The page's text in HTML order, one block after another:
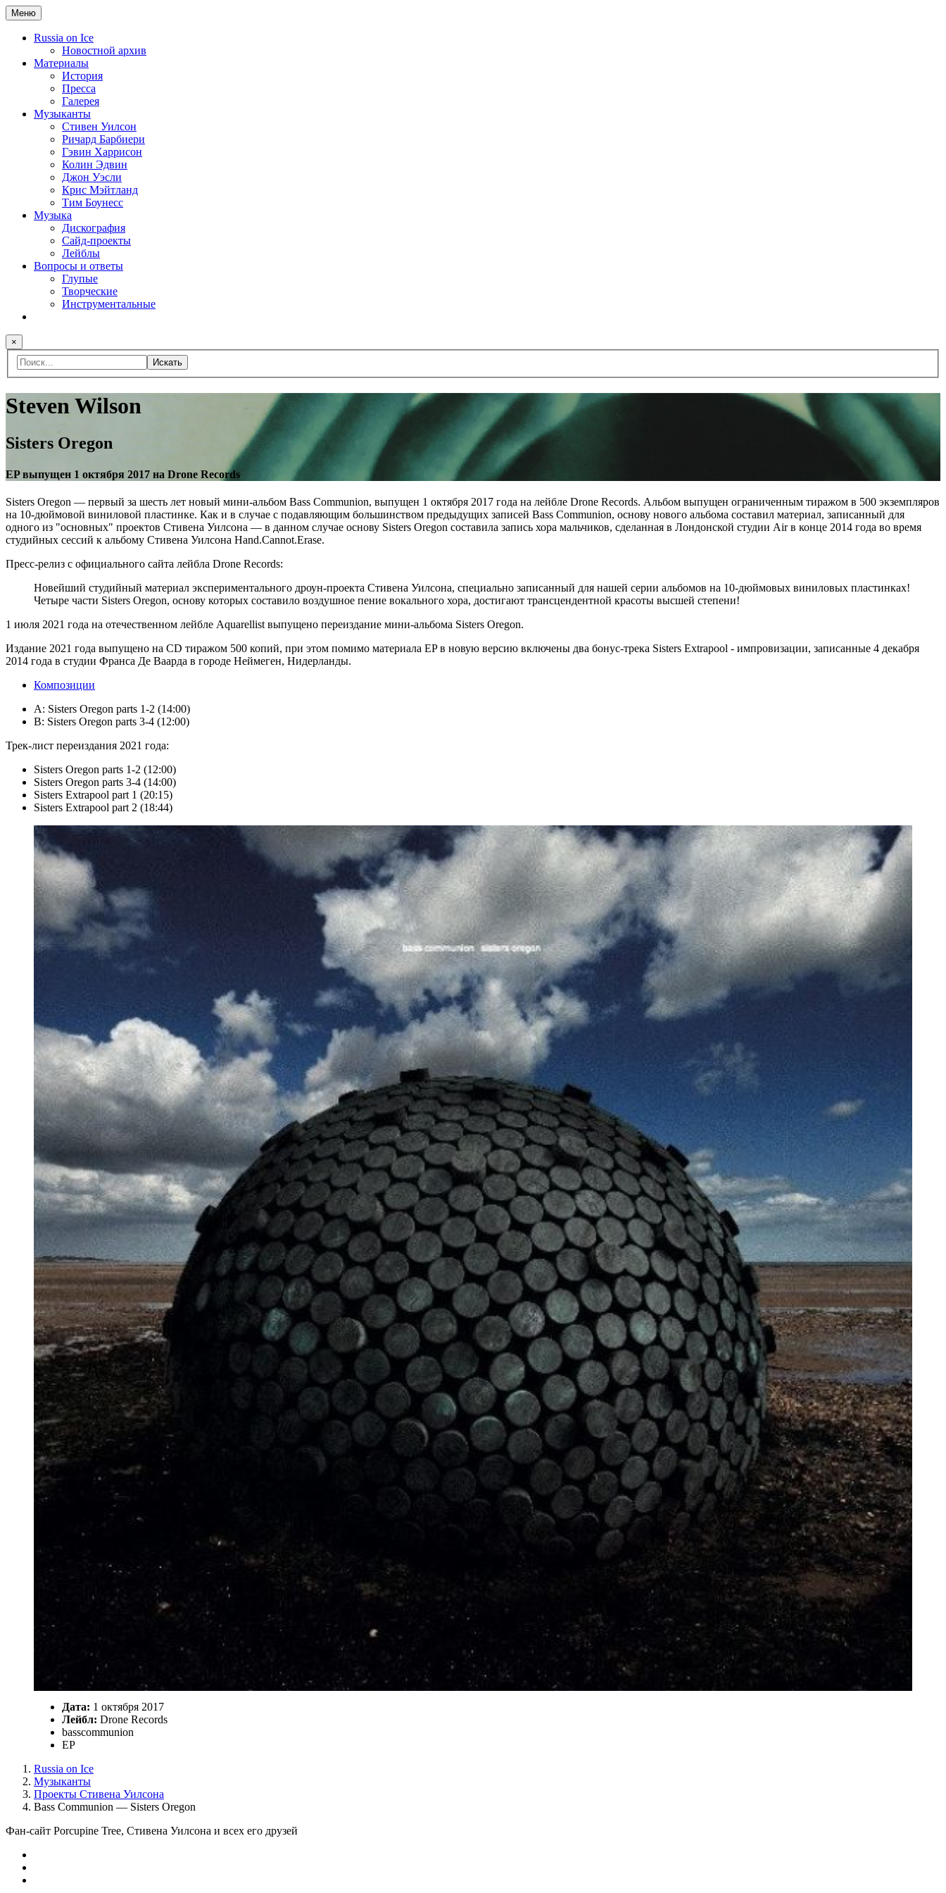
Меню
Russia on Ice
Новостной архив
Материалы
История
Пресса
Галерея
Музыканты
Стивен Уилсон
Ричард Барбиери
Гэвин Харрисон
Колин Эдвин
Джон Уэсли
Крис Мэйтланд
Тим Боунесс
Музыка
Дискография
Сайд-проекты
Лейблы
Вопросы и ответы
Глупые
Творческие
Инструментальные
×
Искать
Steven Wilson
Sisters Oregon
EP выпущен 1 октября 2017 на Drone Records
Sisters Oregon — первый за шесть лет новый мини-альбом Bass Communion, выпущен 1 октября 2017 года на лейбле Drone Records. Альбом выпущен ограниченным тиражом в 500 экземпляров
на 10-дюймовой виниловой пластинке. Как и в случае с подавляющим большинством предыдущих записей Bass Communion, основу нового альбома составил материал, записанный для
одного из "основных" проектов Стивена Уилсона — в данном случае основу Sisters Oregon составила запись хора мальчиков, сделанная в Лондонской студии Air в конце 2014 года во время
студийных сессий к альбому Стивена Уилсона Hand.Cannot.Erase.
Пресс-релиз с официального сайта лейбла Drone Records:
Новейший студийный материал экспериментального дроун-проекта Стивена Уилсона, специально записанный для нашей серии альбомов на 10-дюймовых виниловых пластинках!
Четыре части Sisters Oregon, основу которых составило воздушное пение вокального хора, достигают трансцендентной красоты высшей степени!
1 июля 2021 года на отечественном лейбле Aquarellist выпущено переиздание мини-альбома Sisters Oregon.
Издание 2021 года выпущено на CD тиражом 500 копий, при этом помимо материала EP в новую версию включены два бонус-трека Sisters Extrapool - импровизации, записанные 4 декабря
2014 года в студии Франса Де Ваарда в городе Неймеген, Нидерланды.
Композиции
A: Sisters Oregon parts 1-2 (14:00)
B: Sisters Oregon parts 3-4 (12:00)
Трек-лист переиздания 2021 года:
Sisters Oregon parts 1-2 (12:00)
Sisters Oregon parts 3-4 (14:00)
Sisters Extrapool part 1 (20:15)
Sisters Extrapool part 2 (18:44)
Дата: 1 октября 2017
Лейбл: Drone Records
basscommunion
EP
Russia on Ice
Музыканты
Проекты Стивена Уилсона
Bass Communion — Sisters Oregon
Фан-сайт Porcupine Tree, Стивена Уилсона и всех его друзей